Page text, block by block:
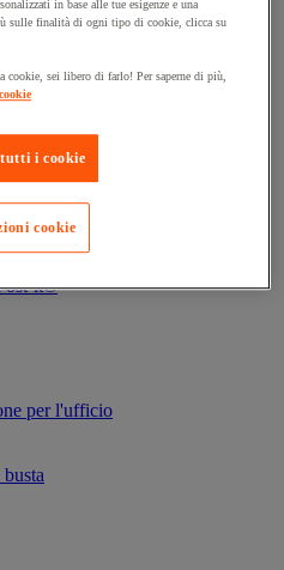
binocolo
professionali
posta
da visita
it®
per l'ufficio
in base alle tue esigenze e una
sulle finalità di ogni tipo di cookie, clicca su
cookie, sei libero di farlo! Per saperne di più,
i cookie
cookie